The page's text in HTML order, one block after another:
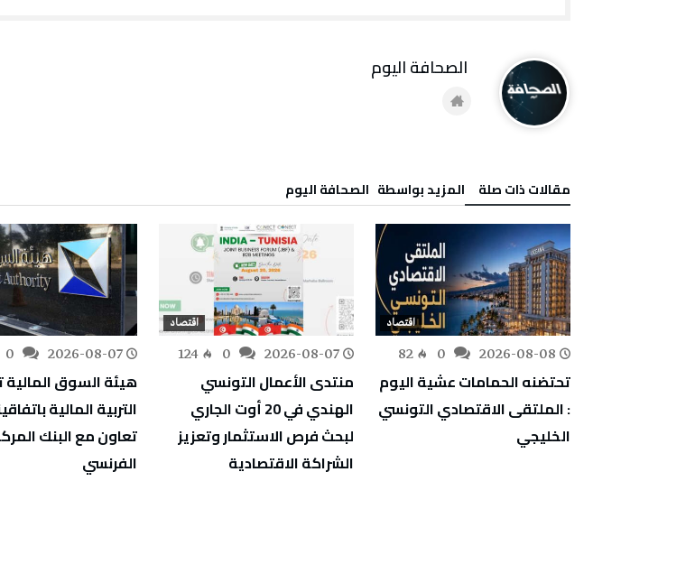
‫مقالات ذات صلة‬ ‫‫المزيد بواسطة‬ ‬ ‭ ‬الصحافة‭ ‬اليوم
اقتصاد
2026-08-08
82
تحتضنه الحمامات عشية اليوم
: الملتقى الاقتصادي التونسي
الخليجي
اقتصاد
2026-08-07
124
منتدى الأعمال التونسي
الهندي في 20 أوت الجاري
لبحث فرص الاستثمار وتعزيز
الشراكة الاقتصادية
2026-08-07
هيئة السوق المالية
التربية المالية
تعاون مع البنك
الفرنسي